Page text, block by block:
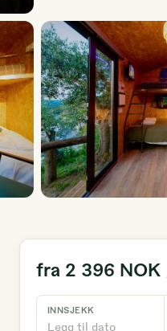
fra 2 396 NOK
INNSJEKK
Legg til dato